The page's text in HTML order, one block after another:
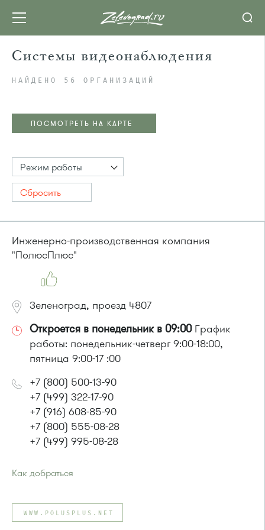
Системы видеонаблюдения
НАЙДЕНО 56 ОРГАНИЗАЦИЙ
ПОСМОТРЕТЬ НА КАРТЕ
Режим работы
Сбросить
Инженерно-производственная компания
"ПолюсПлюс"
Зеленоград, проезд 4807
Откроется в понедельник в 09:00График
работы: понедельник-четверг 9:00-18:00,
пятница 9:00-17 :00
+7 (800) 500-13-90
+7 (499) 322-17-90
+7 (916) 608-85-90
+7 (800) 555-08-28
+7 (499) 995-08-28
Как добраться
Автобусы № 1, 2, 7.
Маршрутка № 903
WWW.POLUSPLUS.NET